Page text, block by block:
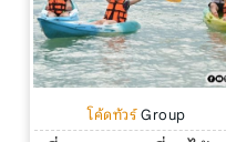
โค้ดทัวร์ Group